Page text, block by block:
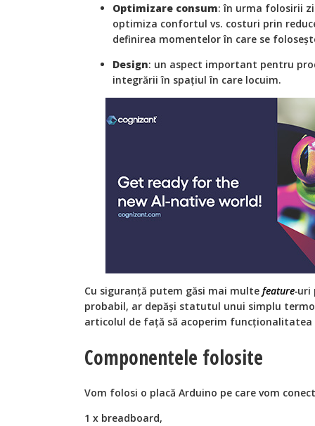
Optimizare consum: în urma folosirii
optimiza confortul vs. costuri prin
definirea momentelor în care se
Design: un aspect important pentru
integrării în spațiul în care locuim.
Cu siguranță putem găsi mai multe feature-uri
probabil, ar depăși statutul unui simplu
articolul de față să acoperim funcționalitatea
Componentele folosite
Vom folosi o placă Arduino pe care vom
1 x breadboard,